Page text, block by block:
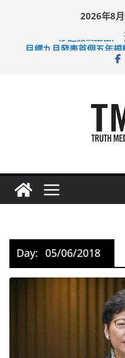
2026年8月
涉造假公屋富戶
Day: 05/06/2018